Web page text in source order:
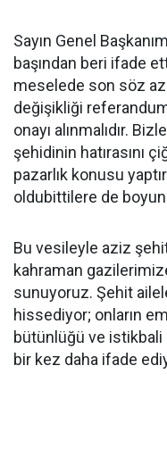
Sayın Genel
başından beri ifade
meselede son söz
değişikliği
onayı alınmalıdır.
şehidinin hatırasını
pazarlık konusu
oldubittilere de
Bu vesileyle aziz
kahraman
sunuyoruz. Şehit
hissediyor; onların
bütünlüğü ve istikbali
bir kez daha ifade